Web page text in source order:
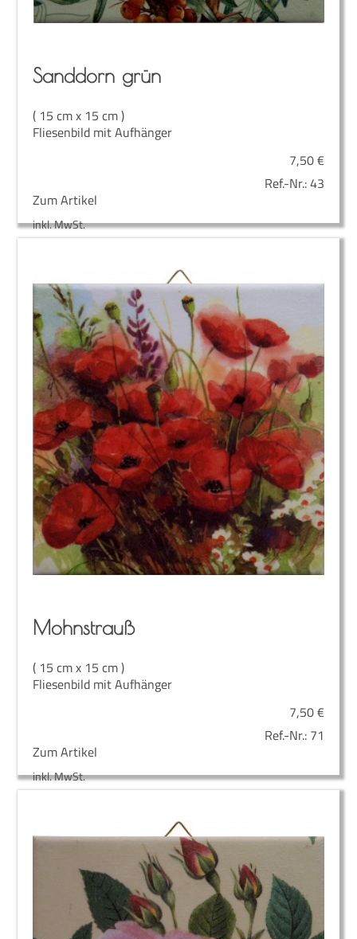
Sand­dorn grün
( 15 cm x 15 cm )
Fliesenbild mit Aufhänger
7,50€
Ref.-Nr.:43
Zum Artikel
inkl. MwSt.
Mohn­strauß
( 15 cm x 15 cm )
Fliesenbild mit Aufhänger
7,50€
Ref.-Nr.: 71
Zum Artikel
inkl. MwSt.